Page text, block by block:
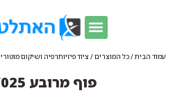
עמוד הבית/כל המוצרים/ ציוד פיזיותרפיה ושיקום מוטורי
פוף מרובע 110/110/025